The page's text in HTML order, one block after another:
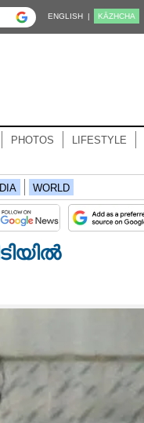
ENGLISH | KĀZHCHA
PHOTOS LIFESTYLE
WORLD